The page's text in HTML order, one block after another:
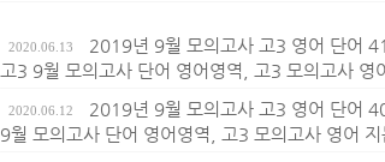
2020.06.13 2019년 9월 모의고사 고3 영어 단어
고3 9월 모의고사 단어 영어영역, 고3 모의고사 영
2020.06.12 2019년 9월 모의고사 고3 영어 단어
9월 모의고사 단어 영어영역, 고3 모의고사 영어